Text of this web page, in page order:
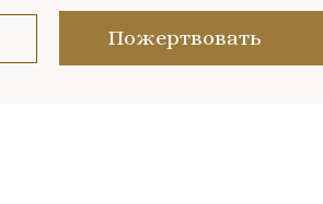
Пожертвовать